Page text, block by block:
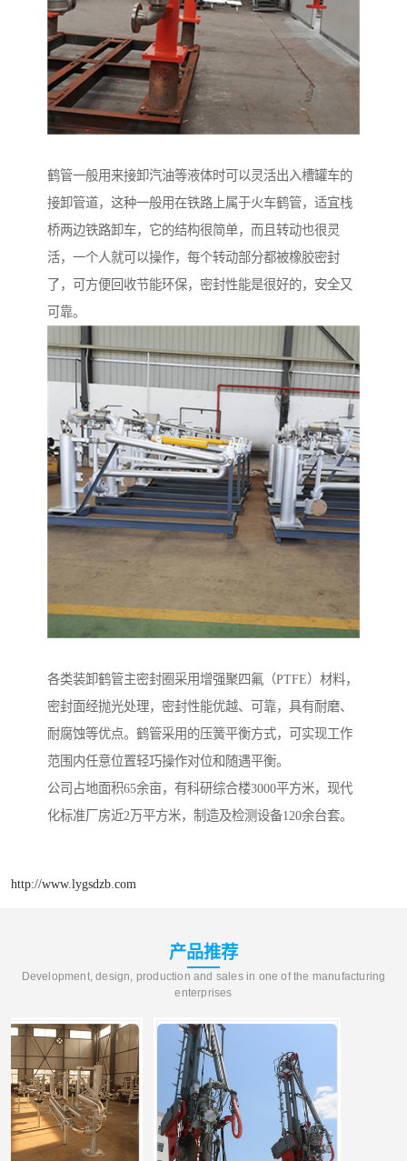
鹤管一般用来接卸汽油等液体时可以灵活出入槽罐车的
接卸管道，这种一般用在铁路上属于火车鹤管，适宜栈
桥两边铁路卸车，它的结构很简单，而且转动也很灵
活，一个人就可以操作，每个转动部分都被橡胶密封
了，可方便回收节能环保，密封性能是很好的，安全又
可靠。
各类装卸鹤管主密封圈采用增强聚四氟（PTFE）材料，
密封面经抛光处理，密封性能优越、可靠，具有耐磨、
耐腐蚀等优点。鹤管采用的压簧平衡方式，可实现工作
范围内任意位置轻巧操作对位和随遇平衡。
公司占地面积65余亩，有科研综合楼3000平方米，现代
化标准厂房近2万平方米，制造及检测设备120余台套。
http://www.lygsdzb.com
产品推荐
Development, design, production and sales in one of the manufacturing
enterprises